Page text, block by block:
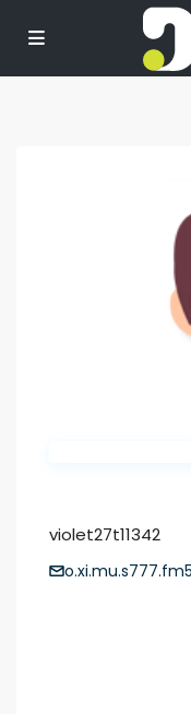
violet27t11342